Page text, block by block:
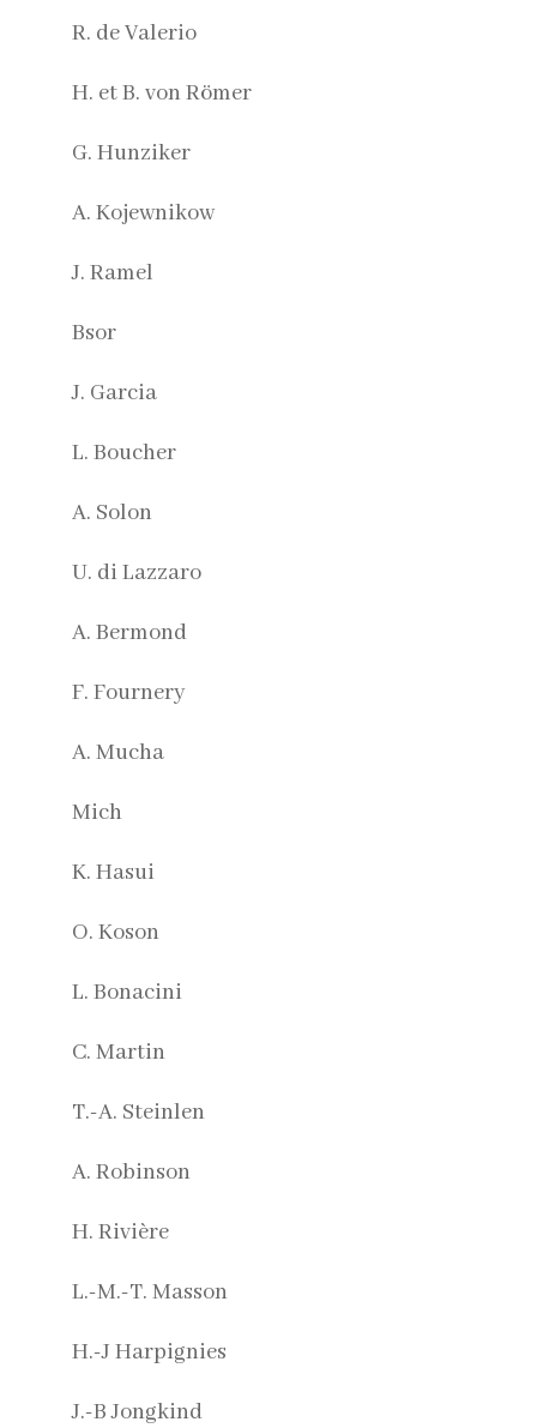
R. de Valerio
H. et B. von Römer
G. Hunziker
A. Kojewnikow
J. Ramel
Bsor
J. Garcia
L. Boucher
A. Solon
U. di Lazzaro
A. Bermond
F. Fournery
A. Mucha
Mich
K. Hasui
O. Koson
L. Bonacini
C. Martin
T.-A. Steinlen
A. Robinson
H. Rivière
L.-M.-T. Masson
H.-J Harpignies
J.-B Jongkind